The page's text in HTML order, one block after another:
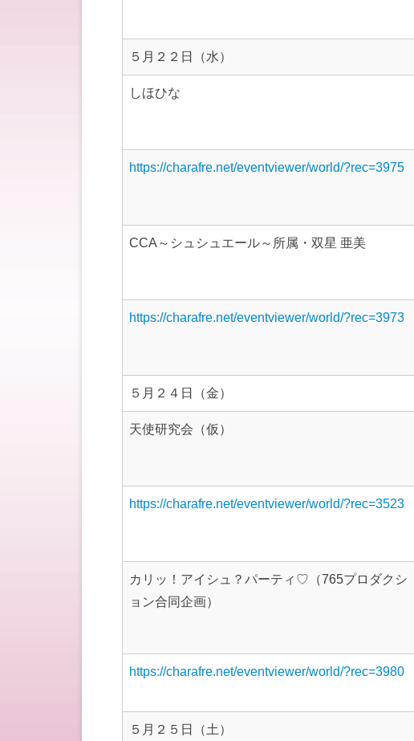
５月２２日（水）
しほひな
https://charafre.net/eventviewer/world/?rec=3975
CCA～シュシュエール～所属・双星 亜美
https://charafre.net/eventviewer/world/?rec=3973
５月２４日（金）
天使研究会（仮）
https://charafre.net/eventviewer/world/?rec=3523
カリッ！アイシュ？パーティ♡（765プロダクシ
ョン合同企画）
https://charafre.net/eventviewer/world/?rec=3980
５月２５日（土）